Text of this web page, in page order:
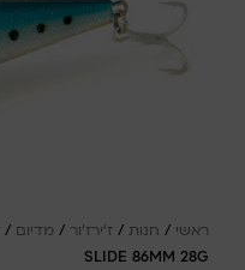
ראשי / חנות / ז'ירז'ור / מדיום /
SLIDE 86MM 28G